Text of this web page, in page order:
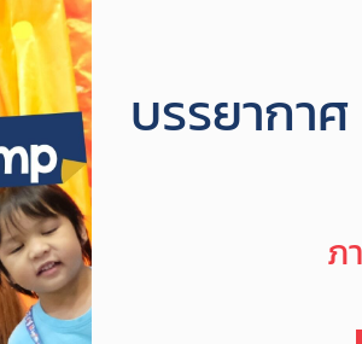
บรรยากา
ภ